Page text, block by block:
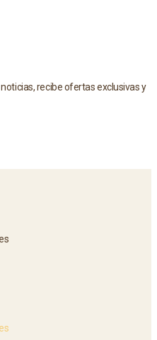
recibe ofertas exclusivas y